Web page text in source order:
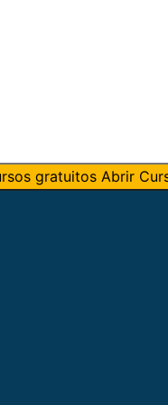
gratuitos Abrir